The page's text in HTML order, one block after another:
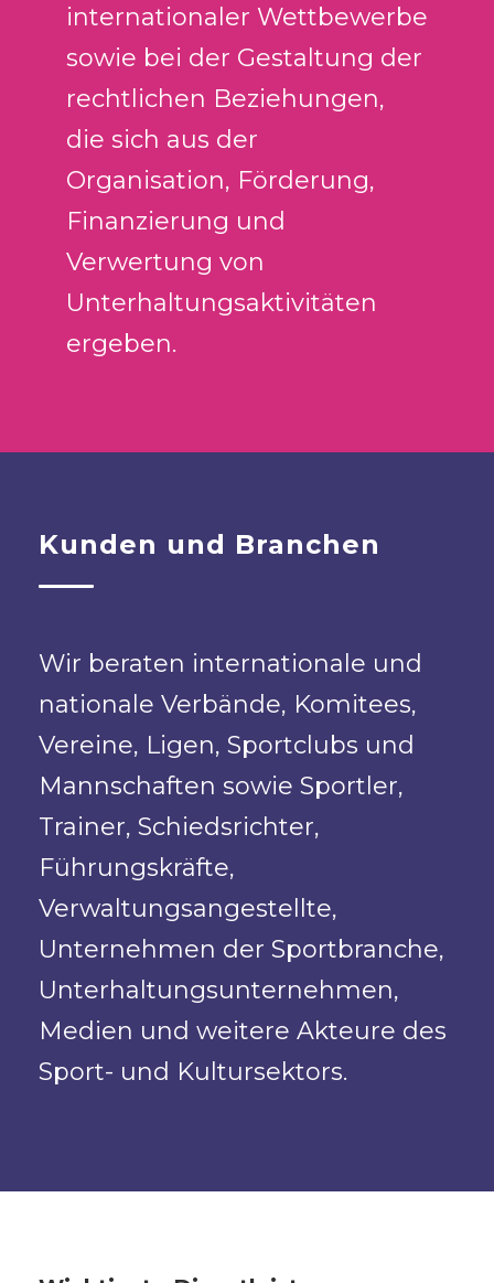
internationaler Wettbewerbe
sowie bei der Gestaltung der
rechtlichen Beziehungen,
die sich aus der
Organisation, Förderung,
Finanzierung und
Verwertung von
Unterhaltungsaktivitäten
ergeben.
Kunden und Branchen
Wir beraten internationale und
nationale Verbände, Komitees,
Vereine, Ligen, Sportclubs und
Mannschaften sowie Sportler,
Trainer, Schiedsrichter,
Führungskräfte,
Verwaltungsangestellte,
Unternehmen der Sportbranche,
Unterhaltungsunternehmen,
Medien und weitere Akteure des
Sport- und Kultursektors.